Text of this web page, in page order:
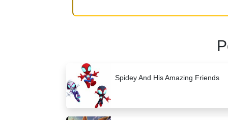
Spidey And His Amazing Friends